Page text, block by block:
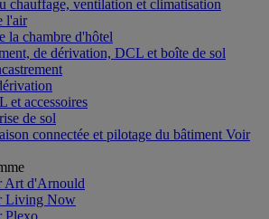
chauffage, ventilation et climatisation
l'air
la chambre d'hôtel
de dérivation, DCL et boîte de sol
et accessoires
de sol
connectée et pilotage du bâtiment Voir
Art d'Arnould
Living Now
Plexo